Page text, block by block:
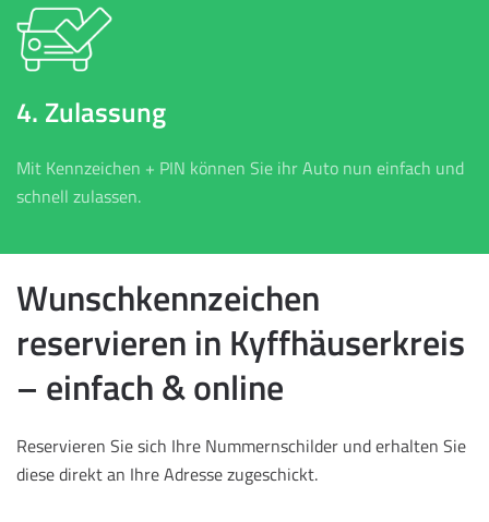
4. Zulassung
Mit Kennzeichen + PIN können Sie ihr Auto nun einfach und
schnell zulassen.
Wunschkennzeichen
reservieren in Kyffhäuserkreis
– einfach & online
Reservieren Sie sich Ihre Nummernschilder und erhalten Sie
diese direkt an Ihre Adresse zugeschickt.